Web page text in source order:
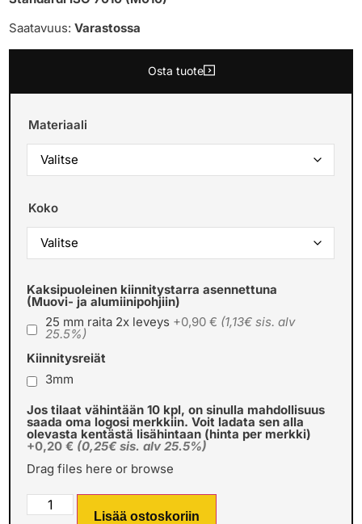
Saatavuus:Varastossa
Osta tuote
Materiaali
Koko
Kaksipuoleinen kiinnitystarra asennettuna
(Muovi- ja alumiinipohjiin)
25 mm raita 2x leveys +0,90 € (1,13€ sis. alv
25.5%)
Kiinnitysreiät
3mm
Jos tilaat vähintään 10 kpl, on sinulla mahdollisuus
saada oma logosi merkkiin. Voit ladata sen alla
olevasta kentästä lisähintaan (hinta per merkki)
+0,20 € (0,25€ sis. alv 25.5%)
Drag files here or browse
Lisää ostoskoriin